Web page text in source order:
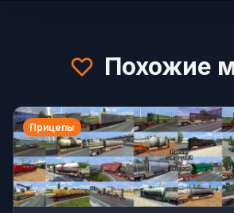
Похожие
Прицепы